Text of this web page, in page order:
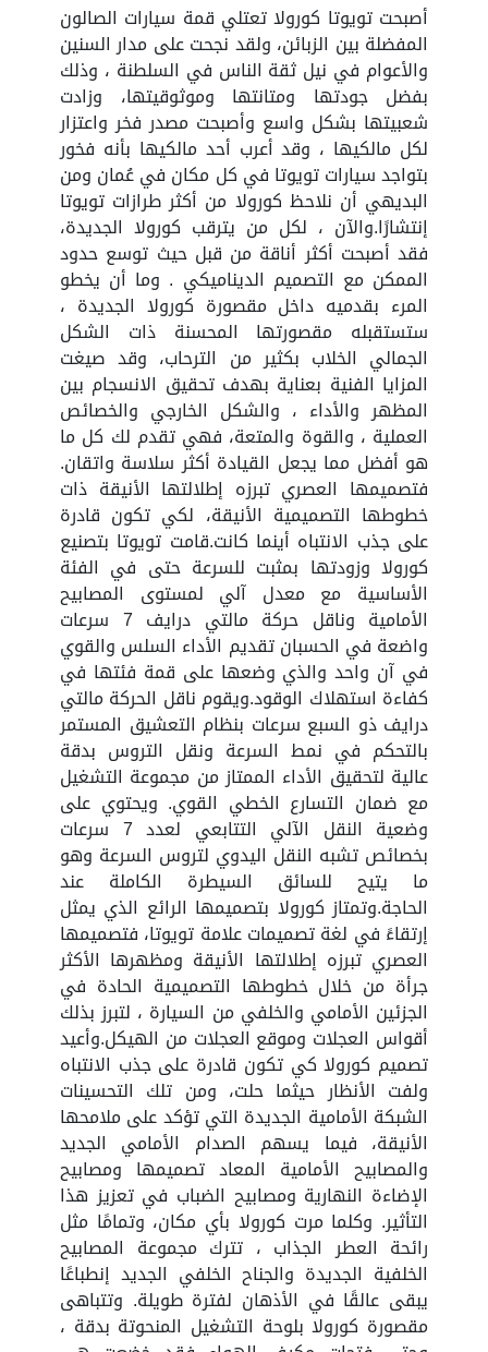
أصبحت تويوتا كورولا تعتلي قمة سيارات الصالون
المفضلة بين الزبائن، ولقد نجحت على مدار السنين
والأعوام في نيل ثقة الناس في السلطنة ، وذلك
بفضل جودتها ومتانتها وموثوقيتها، وزادت
شعبيتها بشكل واسع وأصبحت مصدر فخر واعتزار
لكل مالكيها ، وقد أعرب أحد مالكيها بأنه فخور
بتواجد سيارات تويوتا في كل مكان في عُمان ومن
البديهي أن نلاحظ كورولا من أكثر طرازات تويوتا
إنتشارًا.والآن ، لكل من يترقب كورولا الجديدة،
فقد أصبحت أكثر أناقة من قبل حيث توسع حدود
الممكن مع التصميم الديناميكي . وما أن يخطو
المرء بقدميه داخل مقصورة كورولا الجديدة ،
ستستقبله مقصورتها المحسنة ذات الشكل
الجمالي الخلاب بكثير من الترحاب، وقد صيغت
المزايا الفنية بعناية بهدف تحقيق الانسجام بين
المظهر والأداء ، والشكل الخارجي والخصائص
العملية ، والقوة والمتعة، فهي تقدم لك كل ما
هو أفضل مما يجعل القيادة أكثر سلاسة واتقان.
فتصميمها العصري تبرزه إطلالتها الأنيقة ذات
خطوطها التصميمية الأنيقة، لكي تكون قادرة
على جذب الانتباه أينما كانت.قامت تويوتا بتصنيع
كورولا وزودتها بمثبت للسرعة حتى في الفئة
الأساسية مع معدل آلي لمستوى المصابيح
الأمامية وناقل حركة مالتي درايف 7 سرعات
واضعة في الحسبان تقديم الأداء السلس والقوي
في آن واحد والذي وضعها على قمة فئتها في
كفاءة استهلاك الوقود.ويقوم ناقل الحركة مالتي
درايف ذو السبع سرعات بنظام التعشيق المستمر
بالتحكم في نمط السرعة ونقل التروس بدقة
عالية لتحقيق الأداء الممتاز من مجموعة التشغيل
مع ضمان التسارع الخطي القوي. ويحتوي على
وضعية النقل الآلي التتابعي لعدد 7 سرعات
بخصائص تشبه النقل اليدوي لتروس السرعة وهو
ما يتيح للسائق السيطرة الكاملة عند
الحاجة.وتمتاز كورولا بتصميمها الرائع الذي يمثل
إرتقاءً في لغة تصميمات علامة تويوتا، فتصميمها
العصري تبرزه إطلالتها الأنيقة ومظهرها الأكثر
جرأة من خلال خطوطها التصميمية الحادة في
الجزئين الأمامي والخلفي من السيارة ، لتبرز بذلك
أقواس العجلات وموقع العجلات من الهيكل.وأعيد
تصميم كورولا كي تكون قادرة على جذب الانتباه
ولفت الأنظار حيثما حلت، ومن تلك التحسينات
الشبكة الأمامية الجديدة التي تؤكد على ملامحها
الأنيقة، فيما يسهم الصدام الأمامي الجديد
والمصابيح الأمامية المعاد تصميمها ومصابيح
الإضاءة النهارية ومصابيح الضباب في تعزيز هذا
التأثير. وكلما مرت كورولا بأي مكان، وتمامًا مثل
رائحة العطر الجذاب ، تترك مجموعة المصابيح
الخلفية الجديدة والجناح الخلفي الجديد إنطباعًا
يبقى عالقًا في الأذهان لفترة طويلة. وتتباهى
مقصورة كورولا بلوحة التشغيل المنحوتة بدقة ،